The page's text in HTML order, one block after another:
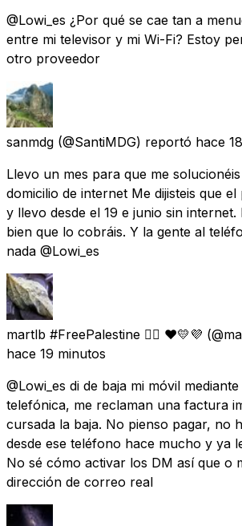
@Lowi_es ¿Por qué se cae tan a
entre mi televisor y mi Wi-Fi? Estoy
otro proveedor
sanmdg (@SantiMDG) reportó hace
Llevo un mes para que me
domicilio de internet Me dijisteis que el
y llevo desde el 19 e junio sin
bien que lo cobráis. Y la gente al
nada @Lowi_es
martlb #FreePalestine 🏳️‍🌈 ❤💛💜
hace 19 minutos
@Lowi_es di de baja mi móvil
telefónica, me reclaman una factura
cursada la baja. No pienso pagar, no
desde ese teléfono hace mucho y ya
No sé cómo activar los DM así que o
dirección de correo real